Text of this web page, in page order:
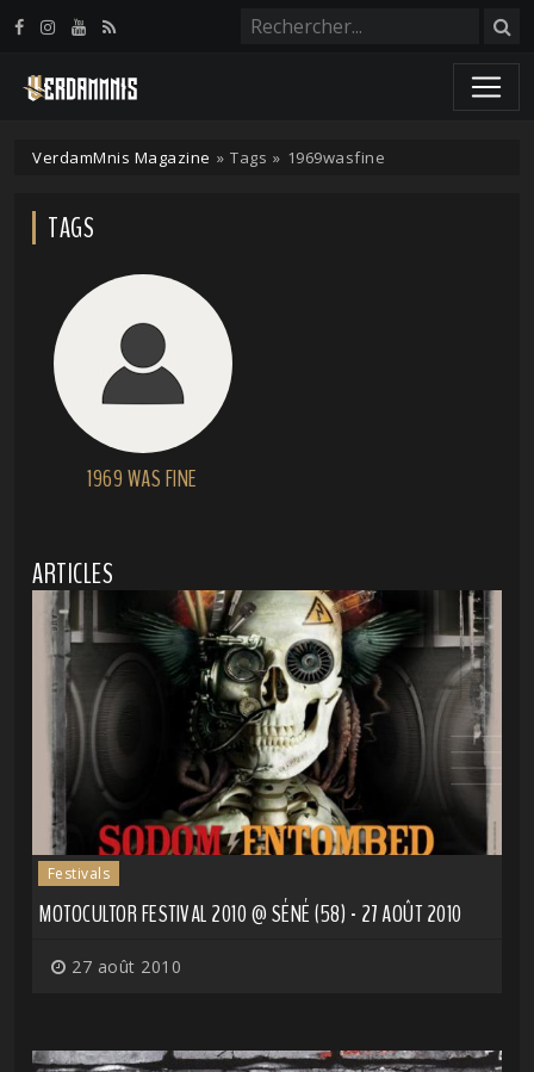
VerdamMnis Magazine » Tags » 1969wasfine
TAGS
1969 WAS FINE
ARTICLES
Festivals
MOTOCULTOR FESTIVAL 2010 @ SÉNÉ (58) - 27 AOÛT 2010
27 août 2010
Panneau de gestion des cookies